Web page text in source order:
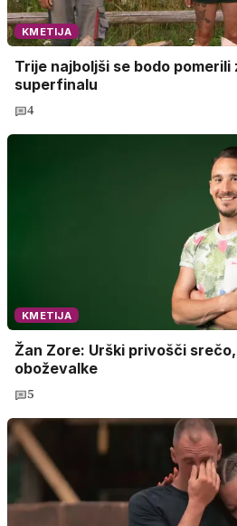
KMETIJA
Trije najboljši se bodo pomerili
superfinalu
4
KMETIJA
Žan Zore: Urški privošči
oboževalke
5